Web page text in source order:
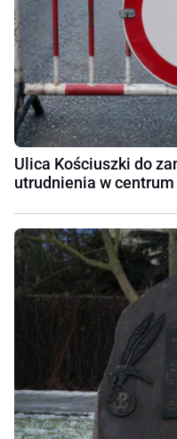
Ulica Kościuszki do
utrudnienia w centrum